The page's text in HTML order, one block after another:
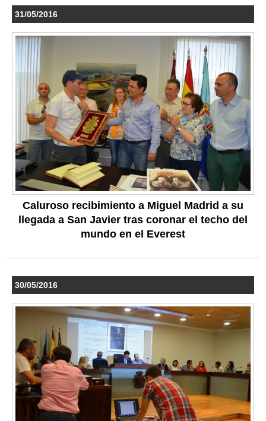
31/05/2016
Caluroso recibimiento a Miguel Madrid a su
llegada a San Javier tras coronar el techo del
mundo en el Everest
30/05/2016